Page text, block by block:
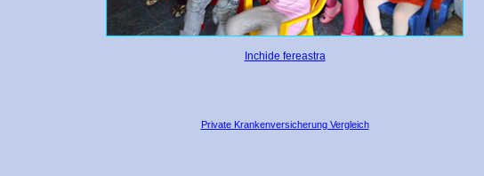
Inchide fereastra
Private Krankenversicherung Vergleich